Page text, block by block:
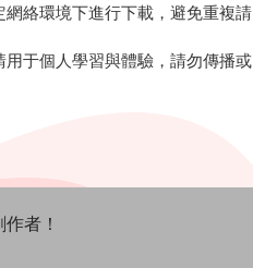
者！
網絡環境下進行下載，避免重複請
用于個人學習與體驗，請勿傳播或